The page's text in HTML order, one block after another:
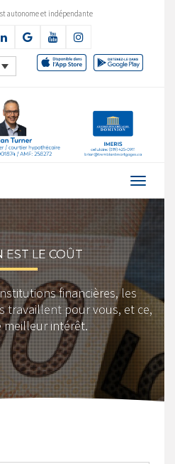
autonome et indépendante
EST LE COÛT
financières, les
travaillent pour vous, et ce,
meilleur intérêt.